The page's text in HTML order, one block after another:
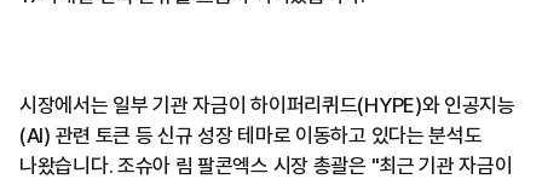
시장에서는 일부 기관 자금이 하이퍼리퀴드(HYPE)와 인공지능
(AI) 관련 토큰 등 신규 성장 테마로 이동하고 있다는 분석도
나왔습니다. 조슈아 림 팔콘엑스 시장 총괄은 "최근 기관 자금이